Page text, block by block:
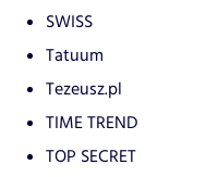
SWISS
Tatuum
Tezeusz.pl
TIME TREND
TOP SECRET